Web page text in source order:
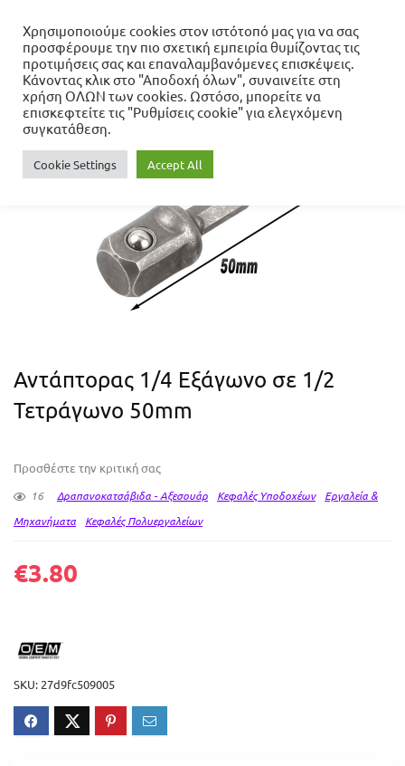
Αρχική σελίδα Κεφαλές Υποδοχέων
Αντάπτορας 1/4
Εξάγωνο σε 1/2 Τετράγωνο 50mm
Αντάπτορας 1/4 Εξάγωνο σε 1/2
Τετράγωνο 50mm
Προσθέστε την κριτική σας
16 Δραπανοκατσάβιδα - Αξεσουάρ Κεφαλές Υποδοχέων
Εργαλεία &
Μηχανήματα
Κεφαλές Πολυεργαλείων
€3.80
SKU: 27d9fc509005
Χρησιμοποιούμε cookies στον ιστότοπό μας για να σας
προσφέρουμε την πιο σχετική εμπειρία θυμίζοντας τις
προτιμήσεις σας και επαναλαμβανόμενες επισκέψεις.
Κάνοντας κλικ στο "Αποδοχή όλων", συναινείτε στη
χρήση ΟΛΩΝ των cookies. Ωστόσο, μπορείτε να
επισκεφτείτε τις "Ρυθμίσεις cookie" για ελεγχόμενη
συγκατάθεση.
Cookie Settings Accept All